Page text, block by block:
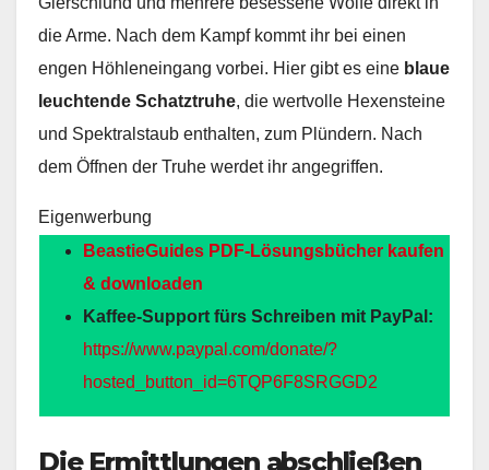
die Arme. Nach dem Kampf kommt ihr bei einen
engen Höhleneingang vorbei. Hier gibt es eine blaue
leuchtende Schatztruhe, die wertvolle Hexensteine
und Spektralstaub enthalten, zum Plündern. Nach
dem Öffnen der Truhe werdet ihr angegriffen.
Eigenwerbung
BeastieGuides PDF-Lösungsbücher kaufen
& downloaden
Kaffee-Support fürs Schreiben mit PayPal:
https://www.paypal.com/donate/?
hosted_button_id=6TQP6F8SRGGD2
Die Ermittlungen abschließen